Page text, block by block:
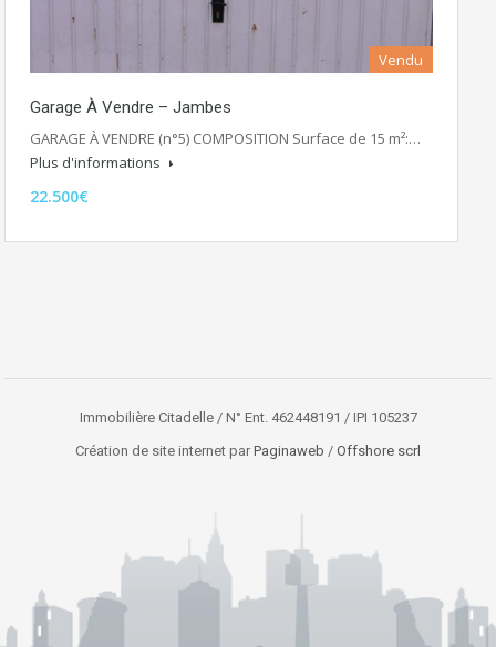
Vendu
Garage À Vendre – Jambes
GARAGE À VENDRE (n°5) COMPOSITION Surface de 15 m²:…
Plus d'informations
22.500€
Immobilière Citadelle / N° Ent. 462448191 / IPI 105237
Création de site internet par Paginaweb / Offshore scrl